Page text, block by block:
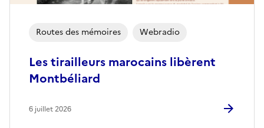
Les tirailleurs marocains libèrent
Montbéliard
Routes des mémoires Webradio
6 juillet 2026